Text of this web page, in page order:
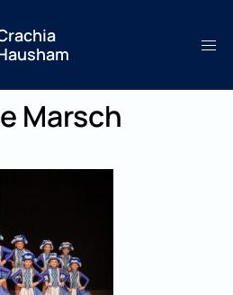
Marsch